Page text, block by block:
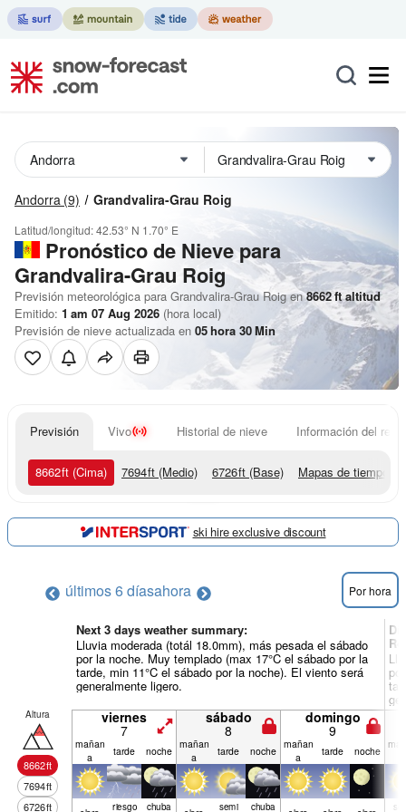
Andorra (9) Grandvalira-Grau Roig
Latitud/longitud:42.53° N 1.70° E
Pronóstico de Nievepara
Grandvalira-Grau Roig
Previsión meteorológica para Grandvalira-Grau Roig en 8662ftaltitud
Emitido: 1 am 07 Aug 2026 (hora local)
Previsión de nieve actualizada en 05hora 30Min
Previsión Vivo Historial de nieve Información del
8662ft (Cima) 7694ft (Medio) 6726ft (Base) Mapas de tiempo
ski hire exclusive discount
últimos 6 díasahora Por hora
Next 3 days weather summary:
Lluvia moderada (totál 18.0mm), más pesada el sábado
por la noche. Muy templado (max 17°C el sábado por la
tarde, min 11°C el sábado por la noche). El viento será
generalmente ligero.
Altura
8662ft
7694ft
6726ft
viernes
7
sábado
8
domingo
9
mañan
a
tarde noche mañan
a
tarde noche mañan
a
tarde noche
riesgo chuba semi chuba